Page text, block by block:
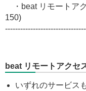
・beat リモートア
150)
beat リモートアクセ
いずれのサービス